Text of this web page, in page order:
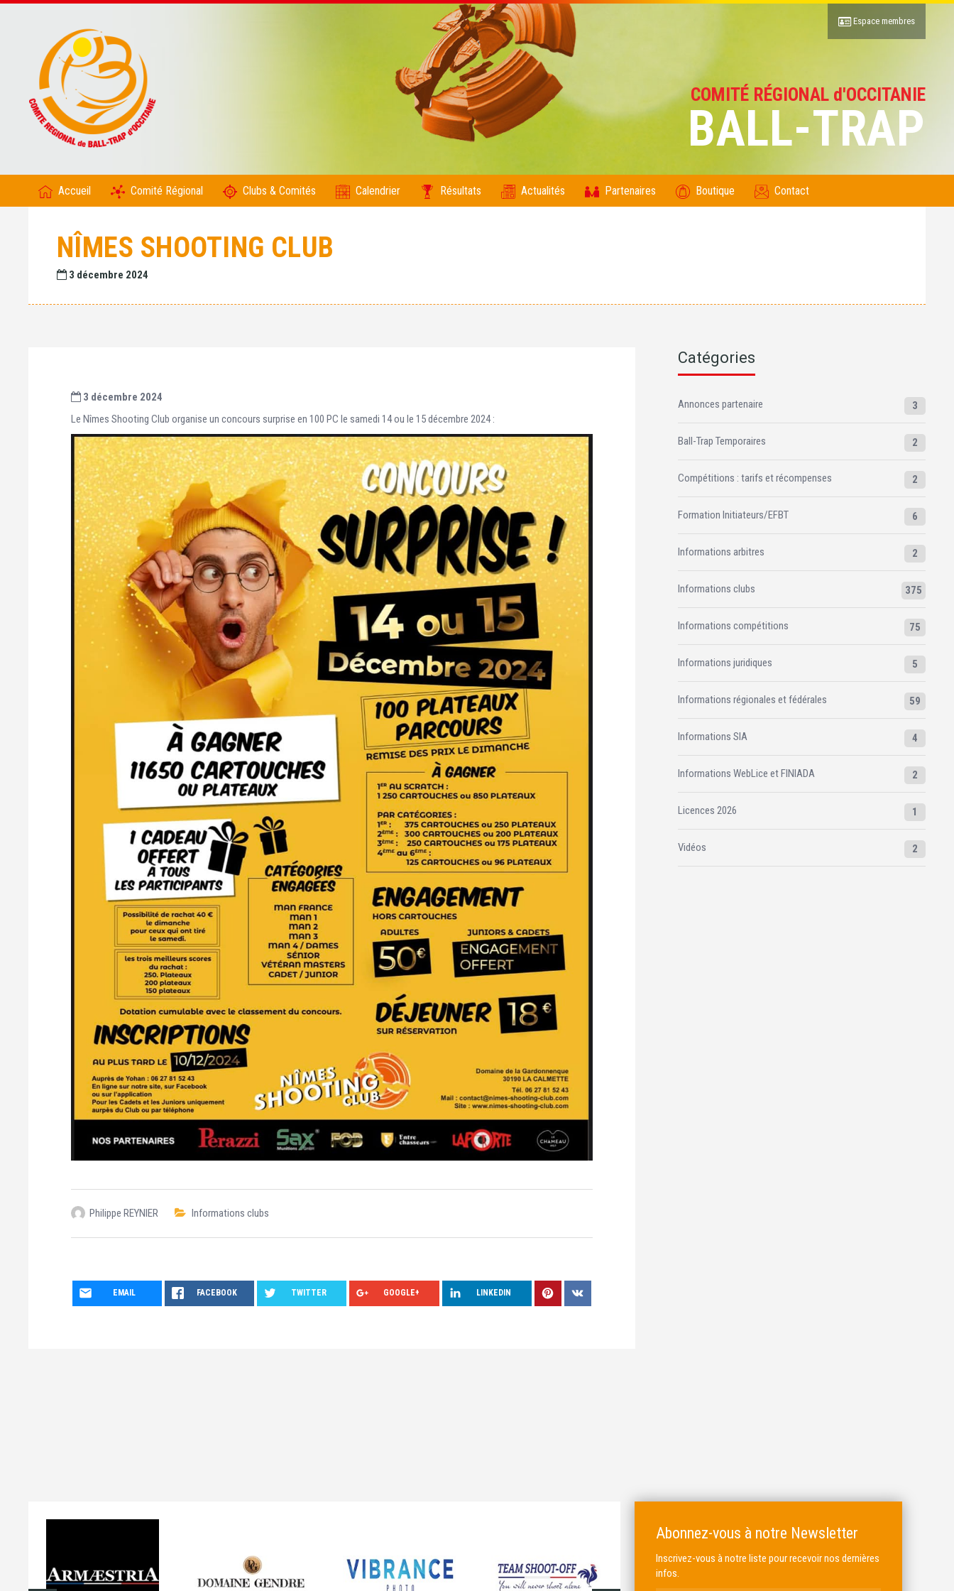
COMITÉ RÉGIONAL d'OCCITANIE
BALL-TRAP
Espace membres
Accueil Comité Régional Clubs & Comités Calendrier Résultats Actualités Partenaires Boutique Contact
NÎMES SHOOTING CLUB
3 décembre 2024
3 décembre 2024
Le Nîmes Shooting Club organise un concours surprise en 100 PC le samedi 14 ou le 15 décembre 2024 :
Philippe REYNIER Informations clubs
EMAIL FACEBOOK TWITTER GOOGLE+ LINKEDIN
Catégories
Annonces partenaire 3
Ball-Trap Temporaires 2
Compétitions : tarifs et récompenses 2
Formation Initiateurs/EFBT 6
Informations arbitres 2
Informations clubs 375
Informations compétitions 75
Informations juridiques 5
Informations régionales et fédérales 59
Informations SIA 4
Informations WebLice et FINIADA 2
Licences 2026 1
Vidéos 2
Abonnez-vous à notre Newsletter
Inscrivez-vous à notre liste pour recevoir nos dernières
infos.